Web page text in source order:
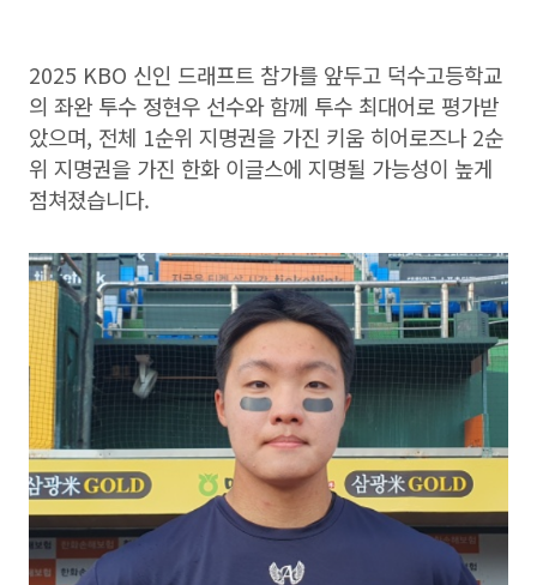
2025 KBO 신인 드래프트 참가를 앞두고 덕수고등학교
의 좌완 투수 정현우 선수와 함께 투수 최대어로 평가받
았으며, 전체 1순위 지명권을 가진 키움 히어로즈나 2순
위 지명권을 가진 한화 이글스에 지명될 가능성이 높게
점쳐졌습니다.